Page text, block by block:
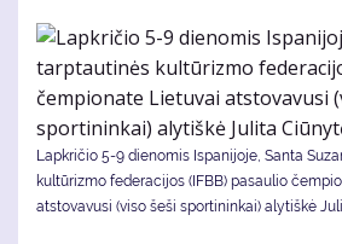
Lapkričio 5-9 dienomis Ispanijoje, Santa
kultūrizmo federacijos (IFBB) pasaulio
atstovavusi (viso šeši sportininkai) alytiškė